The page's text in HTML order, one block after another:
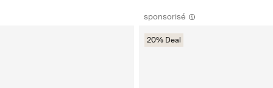
sponsorisé
20% Deal